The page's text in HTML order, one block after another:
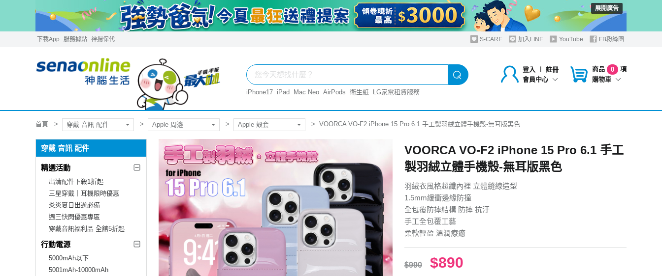
展開廣告
下載App 服務據點 神揚保代 S-CARE 加入LINE YouTube FB粉絲團
登入 ︱
註冊
會員中心
商品 0
項
購物車
iPhone17 iPad Mac Neo AirPods 衛生紙 LG家電租賃服務
首頁 穿戴 音訊 配件 Apple 周邊 Apple 殼套 VOORCA VO-F2 iPhone 15 Pro 6.1 手工製羽絨立體手機殼-無耳版黑色
穿戴 音訊 配件
精選活動
出清配件下殺1折起
三星穿戴｜耳機限時優惠
炎炎夏日出遊必備
週三快閃優惠專區
穿戴音訊福利品 全館5折起
行動電源
5000mAh以下
5001mAh-10000mAh
VOORCA VO-F2 iPhone 15 Pro 6.1 手工
製羽絨立體手機殼-無耳版黑色
羽絨衣風格超纖內裡 立體縫線造型
1.5mm緩衝邊緣防撞
全包覆防摔結構 防摔 抗汙
手工全包覆工藝
柔軟輕盈 溫潤療癒
$990 $890